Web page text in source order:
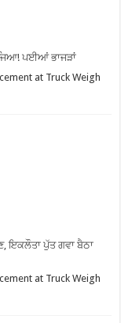
ਪਈਆਂ ਭਾਜੜਾਂ
at Truck Weigh
ਇਕਲੌਤਾ ਪੁੱਤ ਗਵਾ ਬੈਠਾ
at Truck Weigh